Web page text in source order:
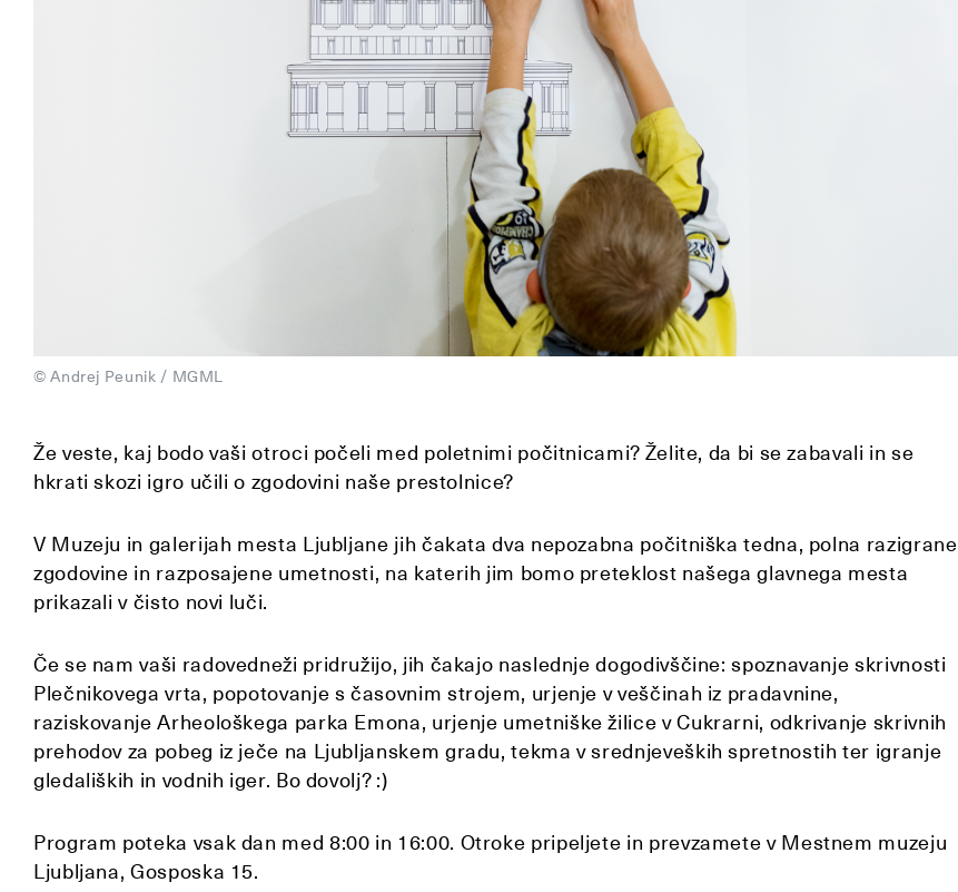
© Andrej Peunik / MGML
Že veste, kaj bodo vaši otroci počeli med poletnimi počitnicami? Želite, da bi se zabavali in se
hkrati skozi igro učili o zgodovini naše prestolnice?
V Muzeju in galerijah mesta Ljubljane jih čakata dva nepozabna počitniška tedna, polna razigrane
zgodovine in razposajene umetnosti, na katerih jim bomo preteklost našega glavnega mesta
prikazali v čisto novi luči.
Če se nam vaši radovedneži pridružijo, jih čakajo naslednje dogodivščine: spoznavanje skrivnosti
Plečnikovega vrta, popotovanje s časovnim strojem, urjenje v veščinah iz pradavnine,
raziskovanje Arheološkega parka Emona, urjenje umetniške žilice v Cukrarni, odkrivanje skrivnih
prehodov za pobeg iz ječe na Ljubljanskem gradu, tekma v srednjeveških spretnostih ter igranje
gledaliških in vodnih iger. Bo dovolj? :)
Program poteka vsak dan med 8:00 in 16:00. Otroke pripeljete in prevzamete v Mestnem muzeju
Ljubljana, Gosposka 15.